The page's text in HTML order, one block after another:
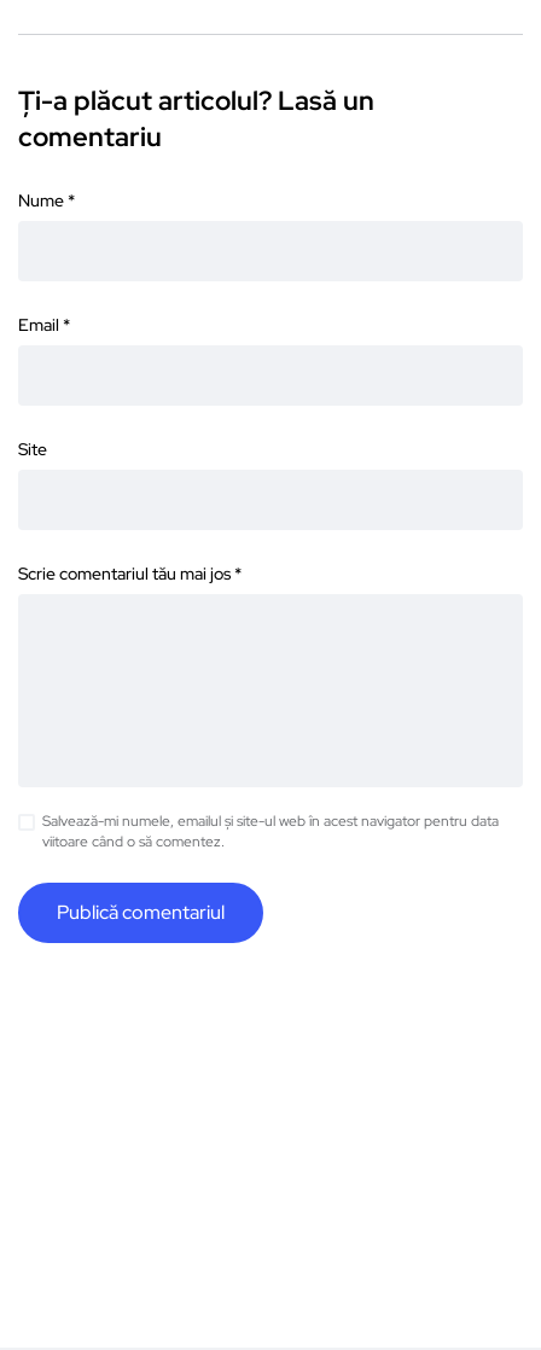
Ți-a plăcut articolul? Lasă un
comentariu
Nume *
Email *
Site
Scrie comentariul tău mai jos *
Salvează-mi numele, emailul și site-ul web în acest navigator pentru data
viitoare când o să comentez.